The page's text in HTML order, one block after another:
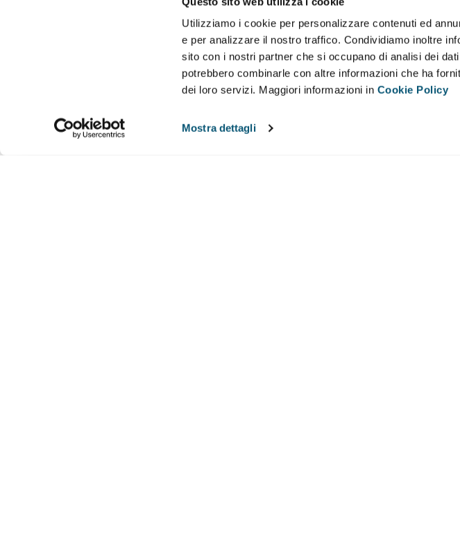
Utilizziamo i cookie per personalizzare contenuti ed
e per analizzare il nostro traffico. Condividiamo inoltre
sito con i nostri partner che si occupano di analisi dei
potrebbero combinarle con altre informazioni che ha
dei loro servizi. Maggiori informazioni in Cookie Policy
Mostra dettagli